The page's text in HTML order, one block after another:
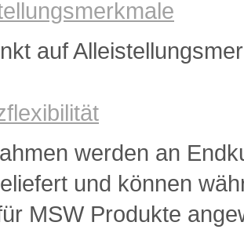
auf
werden an
und können
MSW Produkte